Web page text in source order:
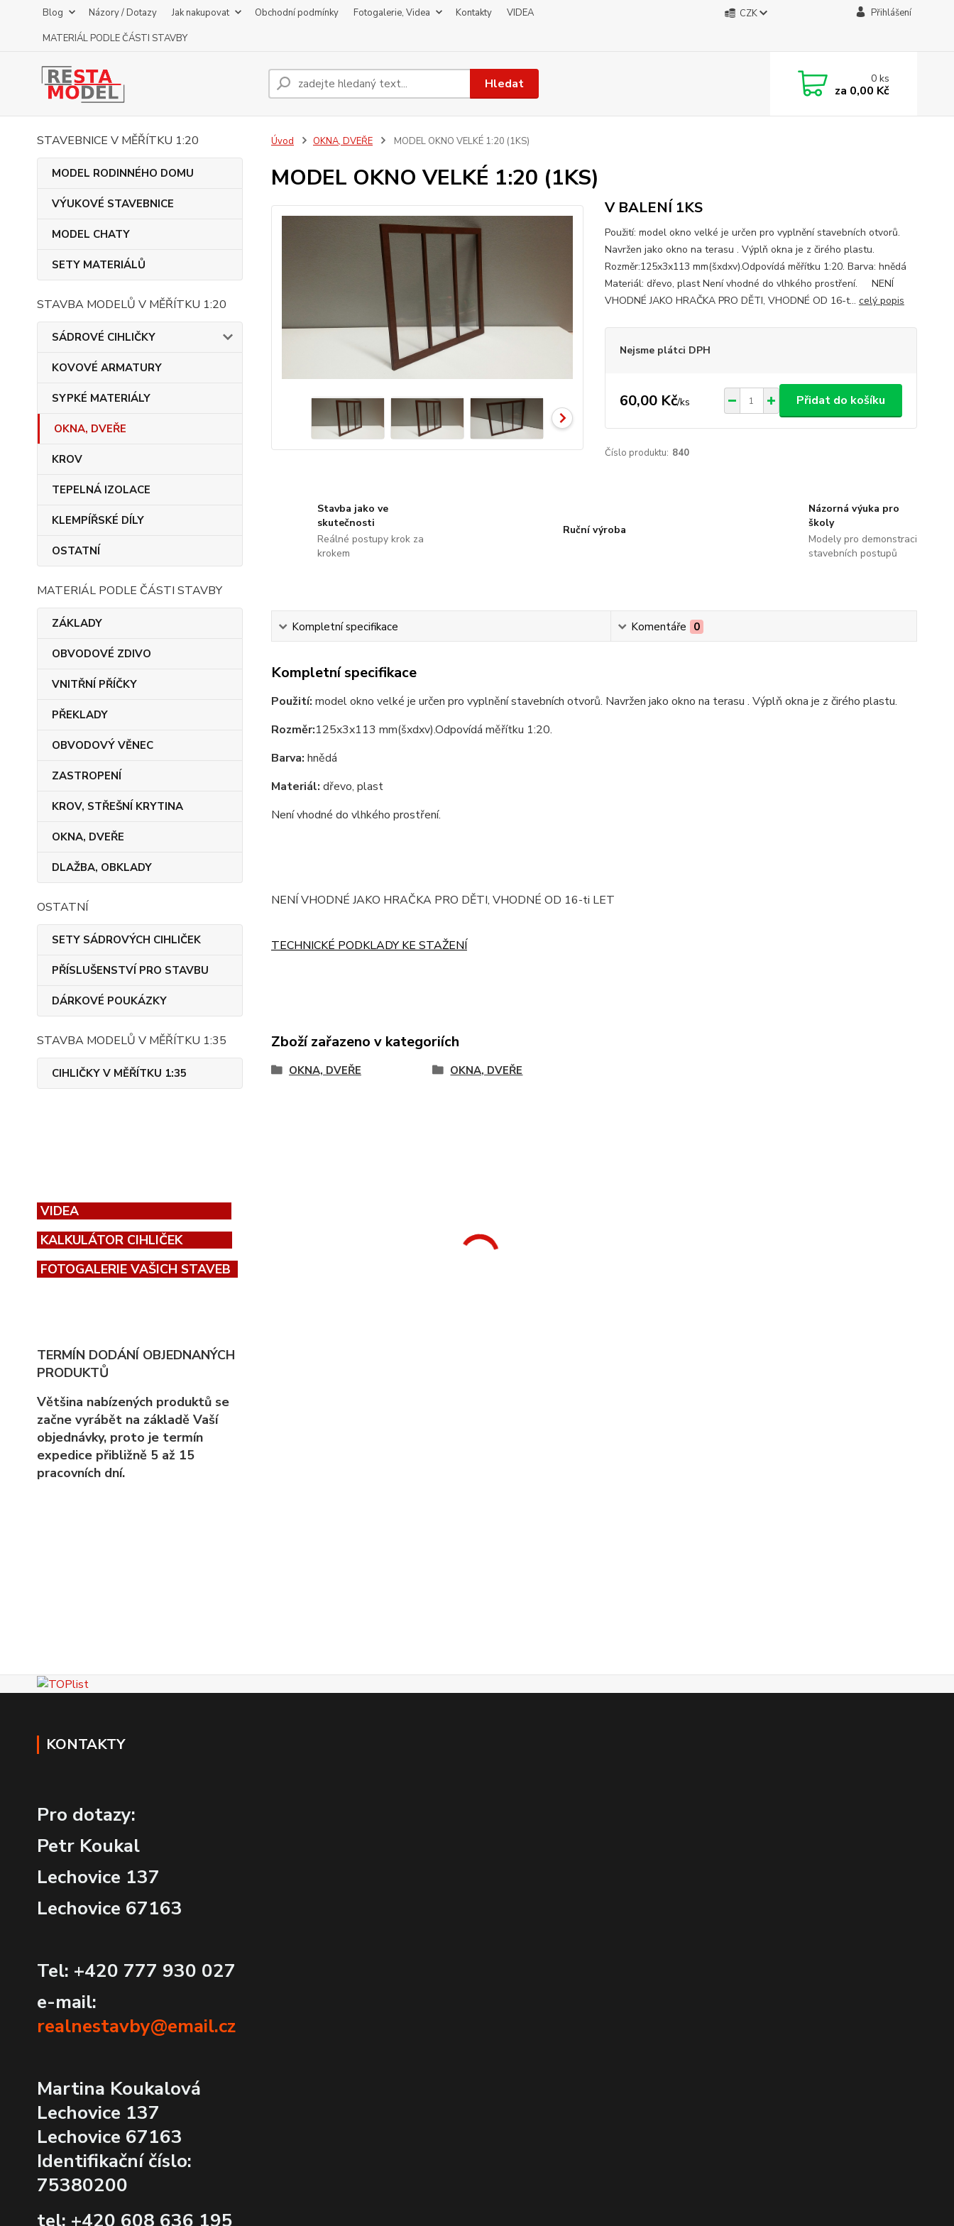
Blog Názory / Dotazy Jak nakupovat Obchodní podmínky Fotogalerie, Videa Kontakty
VIDEA
MATERIÁL PODLE ČÁSTI STAVBY
CZK Přihlášení
Hledat 0ks
za 0,00 Kč
STAVEBNICE V MĚŘÍTKU 1:20
MODEL RODINNÉHO DOMU
VÝUKOVÉ STAVEBNICE
MODEL CHATY
SETY MATERIÁLŮ
STAVBA MODELŮ V MĚŘÍTKU 1:20
SÁDROVÉ CIHLIČKY
KOVOVÉ ARMATURY
SYPKÉ MATERIÁLY
OKNA, DVEŘE
KROV
TEPELNÁ IZOLACE
KLEMPÍŘSKÉ DÍLY
OSTATNÍ
MATERIÁL PODLE ČÁSTI STAVBY
ZÁKLADY
OBVODOVÉ ZDIVO
VNITŘNÍ PŘÍČKY
PŘEKLADY
OBVODOVÝ VĚNEC
ZASTROPENÍ
KROV, STŘEŠNÍ KRYTINA
OKNA, DVEŘE
DLAŽBA, OBKLADY
OSTATNÍ
SETY SÁDROVÝCH CIHLIČEK
PŘÍSLUŠENSTVÍ PRO STAVBU
DÁRKOVÉ POUKÁZKY
STAVBA MODELŮ V MĚŘÍTKU 1:35
CIHLIČKY V MĚŘÍTKU 1:35
VIDEA
KALKULÁTOR CIHLIČEK
FOTOGALERIE VAŠICH STAVEB
TERMÍN DODÁNÍ OBJEDNANÝCH
PRODUKTŮ
Většina nabízených produktů se
začne vyrábět na základě Vaší
objednávky, proto je termín
expedice přibližně 5 až 15
pracovních dní.
Úvod OKNA, DVEŘE MODEL OKNO VELKÉ 1:20 (1KS)
MODEL OKNO VELKÉ 1:20 (1KS)
V BALENÍ 1KS
Použití: model okno velké je určen pro vyplnění stavebních otvorů.
Navržen jako okno na terasu . Výplň okna je z čirého plastu.
Rozměr:125x3x113 mm(šxdxv).Odpovídá měřítku 1:20. Barva: hnědá
Materiál: dřevo, plast Není vhodné do vlhkého prostření. NENÍ
VHODNÉ JAKO HRAČKA PRO DĚTI, VHODNÉ OD 16-t... celý popis
Nejsme plátci DPH
60,00 Kč/ks Přidat do košíku
Číslo produktu: 840
Stavba jako ve
skutečnosti
Reálné postupy krok za
krokem
Ruční výroba
Názorná výuka pro
školy
Modely pro demonstraci
stavebních postupů
Kompletní specifikace Komentáře 0
Kompletní specifikace
Použití: model okno velké je určen pro vyplnění stavebních otvorů. Navržen jako okno na terasu . Výplň okna je z čirého plastu.
Rozměr:125x3x113 mm(šxdxv).Odpovídá měřítku 1:20.
Barva: hnědá
Materiál: dřevo, plast
Není vhodné do vlhkého prostření.
NENÍ VHODNÉ JAKO HRAČKA PRO DĚTI, VHODNÉ OD 16-ti LET
TECHNICKÉ PODKLADY KE STAŽENÍ
Zboží zařazeno v kategoriích
OKNA, DVEŘE OKNA, DVEŘE
KONTAKTY
Pro dotazy:
Petr Koukal
Lechovice 137
Lechovice 67163
Tel: +420 777 930 027
e-mail:
realnestavby@email.cz
Martina Koukalová
Lechovice 137
Lechovice 67163
Identifikační číslo:
75380200
tel: +420 608 636 195